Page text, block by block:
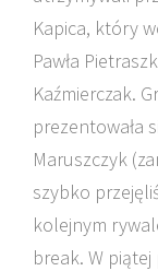
Kapica, który
Pawła
Kaźmierczak.
prezentowała
Maruszczyk
szybko
kolejnym
break. W